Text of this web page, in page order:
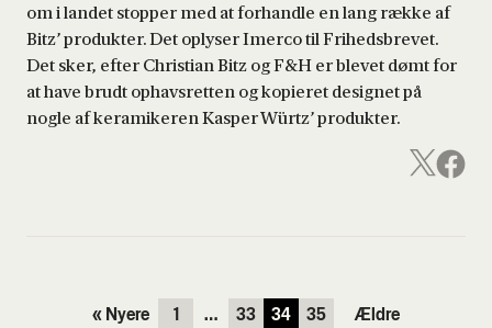
om i landet stopper med at forhandle en lang række af
Bitz’ produkter. Det oplyser Imerco til Frihedsbrevet.
Det sker, efter Christian Bitz og F&H er blevet dømt for
at have brudt ophavsretten og kopieret designet på
nogle af keramikeren Kasper Würtz’ produkter.
« Nyere
1 … 33 34 35
Ældre